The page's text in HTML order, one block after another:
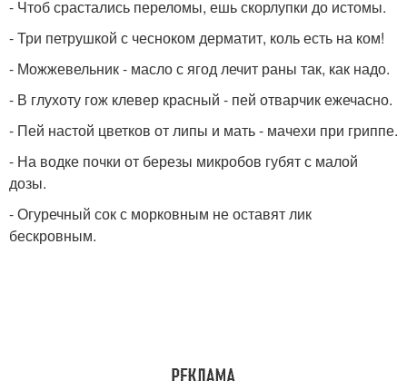
- Чтоб срастались переломы, ешь скорлупки до истомы.
- Три петрушкой с чесноком дерматит, коль есть на ком!
- Можжевельник - масло с ягод лечит раны так, как надо.
- В глухоту гож клевер красный - пей отварчик ежечасно.
- Пей настой цветков от липы и мать - мачехи при гриппе.
- На водке почки от березы микробов губят с малой
дозы.
- Огуречный сок с морковным не оставят лик
бескровным.